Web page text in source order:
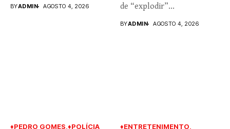
BYADMIN AGOSTO 4, 2026
de “explodir”...
BYADMIN AGOSTO 4, 2026
♦PEDRO GOMES ♦POLÍCIA ♦ENTRETENIMENTO